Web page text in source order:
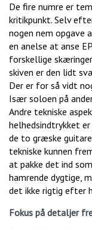
De fire numre er
kritikpunkt. Selv
nogen nem opgave
en anelse at anse
forskellige
skiven er den lidt
Der er for så vidt
Især soloen på
Andre tekniske
helhedsindtrykket
de to græske
tekniske kunnen
at pakke det ind
hamrende dygtige,
det ikke rigtig efter
Fokus på detaljer